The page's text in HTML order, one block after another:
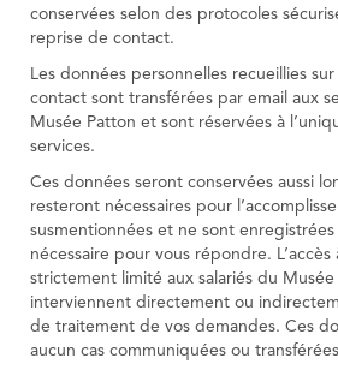
conservées selon des protocoles
reprise de contact.
Les données personnelles recueillies
contact sont transférées par email aux
Musée Patton et sont réservées à
services.
Ces données seront conservées aussi
resteront nécessaires pour
susmentionnées et ne sont
nécessaire pour vous répondre. L’accès
strictement limité aux salariés du
interviennent directement ou
de traitement de vos demandes. Ces
aucun cas communiquées ou